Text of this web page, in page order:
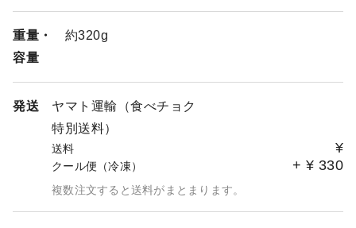
重量・
容量
約320g
発送
ヤマト運輸（食べチョク
特別送料）
送料 ¥
クール便（冷凍） + ¥ 330
複数注文すると送料がまとまります。